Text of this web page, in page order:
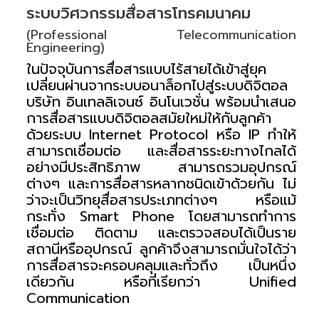
ระบบวิศวกรรมสื่อสารโทรคมนาคม
(Professional Telecommunication
Engineering)
ในปัจจุบันการสื่อสารแบบไร้สายได้เข้าสู่ยุค
เปลี่ยนผ่านจากระบบอนาล็อกไปสู่ระบบดิจิตอล
บริษัท อินเทลลิเจนซ์ อินโนเวชั่น พร้อมนำเสนอ
การสื่อสารแบบดิจิตอลสมัยใหม่ให้กับลูกค้า
ด้วยระบบ Internet Protocol หรือ IP ทำให้
สามารถเชื่อมต่อ และสื่อสารระยะทางไกลได้
อย่างมีประสิทธิภาพ สามารถรวมอุปกรณ์
ต่างๆ และการสื่อสารหลากชนิดเข้าด้วยกัน ไม่
ว่าจะเป็นวิทยุสื่อสารประเภทต่างๆ หรือแม้
กระทั่ง Smart Phone โดยสามารถทำการ
เชื่อมต่อ ติดตาม และตรวจสอบได้เป็นราย
สถานีหรืออุปกรณ์ ลูกค้าจึงสามารถมั่นใจได้ว่า
การสื่อสารจะครอบคลุมและทั่วถึง เป็นหนึ่ง
เดียวกัน หรือที่เรียกว่า Unified
Communication